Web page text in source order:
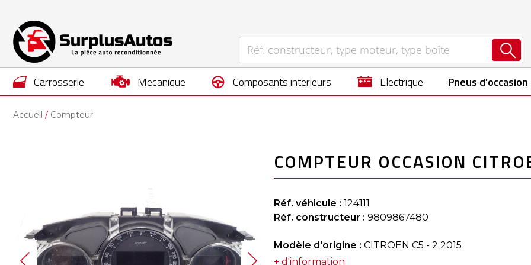
carrosserie mecanique composants interieurs electrique Pneus d'occasion
Accueil Compteur
images
gallery
COMPTEUR OCCASION
Réf. véhicule : 124111
Réf. constructeur : 9809867480
Modèle d'origine : CITROEN C5 - 2 2015
+ d'information